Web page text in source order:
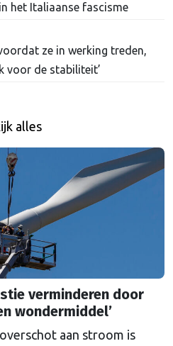
het Italiaanse fascisme
ze in werking treden,
voor de stabiliteit’
alles
verminderen door
wondermiddel’
aan stroom is